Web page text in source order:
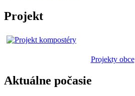
Projekt
Projekty obce
Aktuálne počasie